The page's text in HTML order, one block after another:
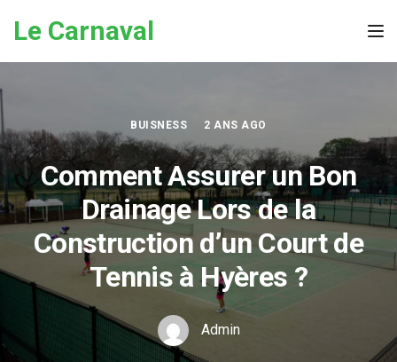
Le Carnaval
BUISNESS 2 ANS AGO
Comment Assurer un Bon
Drainage Lors de la
Construction d’un Court de
Tennis à Hyères ?
Admin